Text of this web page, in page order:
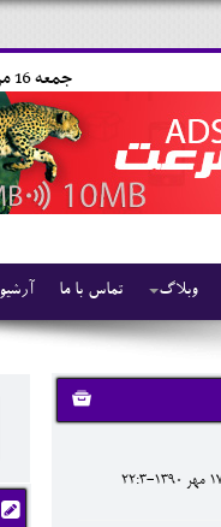
جمعه 16 مرداد 1405-15:8-
آرشیو تماس با ما وبلاگ